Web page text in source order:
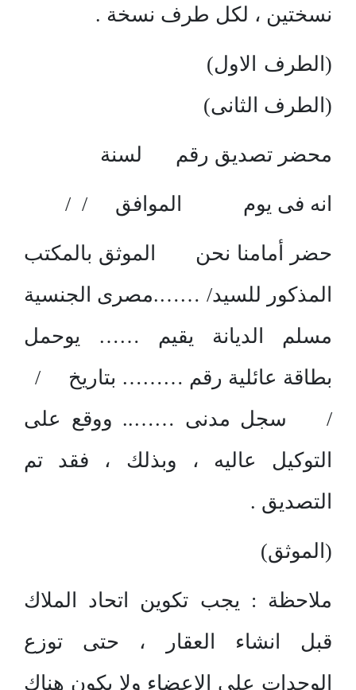
نسختين ، لكل طرف نسخة .
(الطرف الاول)
(الطرف الثانى)
محضر تصديق رقم لسنة
انه فى يوم الموافق / /
حضر أمامنا نحن الموثق بالمكتب
المذكور للسيد/ …….مصرى الجنسية
مسلم الديانة يقيم …… يوحمل
بطاقة عائلية رقم ……… بتاريخ /
/ سجل مدنى …….. ووقع على
التوكيل عاليه ، وبذلك ، فقد تم
التصديق .
(الموثق)
ملاحظة : يجب تكوين اتحاد الملاك
قبل انشاء العقار ، حتى توزع
الوحدات على الاعضاء ولا يكون هناك